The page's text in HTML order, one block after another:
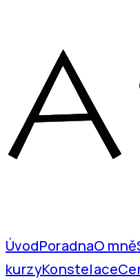
ÚvodPoradnaO mně
kurzyKonstelace